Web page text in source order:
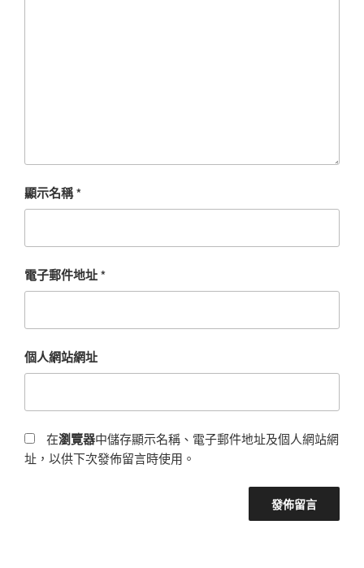
顯示名稱*
電子郵件地址*
個人網站網址
在瀏覽器中儲存顯示名稱、電子郵件地址及個人網站網
址，以供下次發佈留言時使用。